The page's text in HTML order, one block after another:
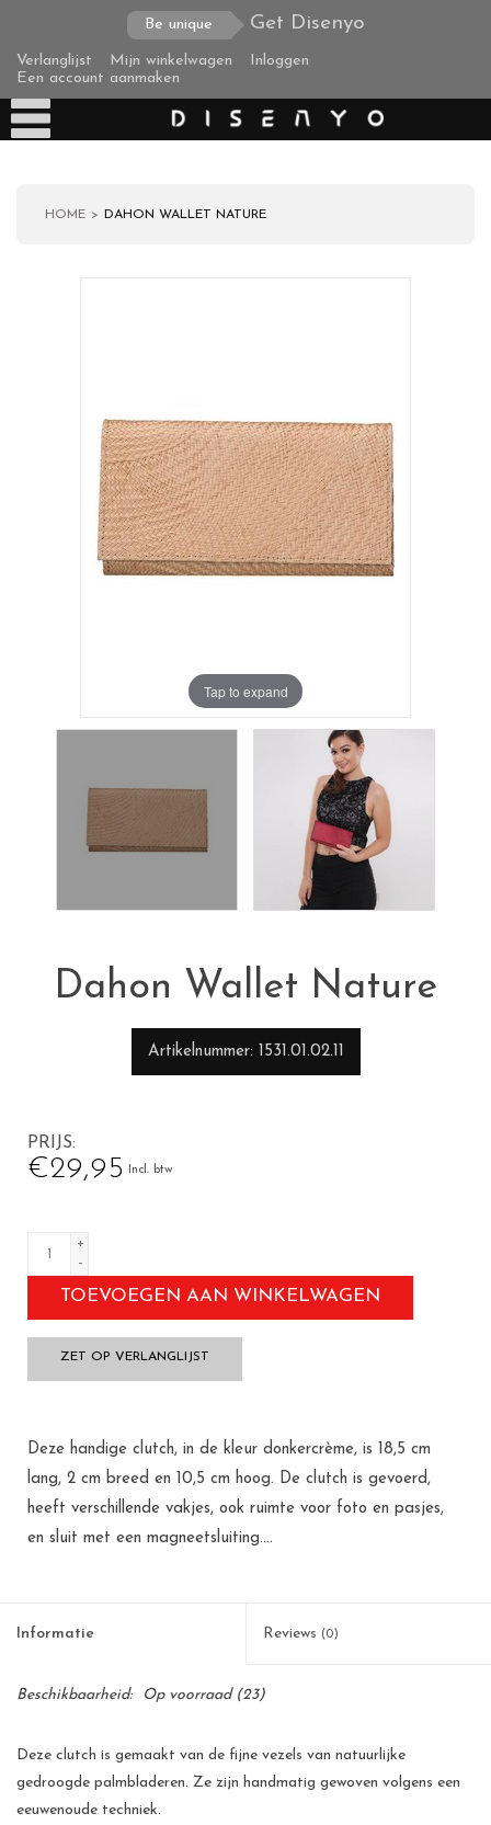
Be unique Get Disenyo
Verlanglijst Mijn winkelwagen
Inloggen
Een account aanmaken
Zakelijke klanten
HOME DAHON WALLET NATURE
Tap to expand
Dahon Wallet Nature
Artikelnummer 1531.01.02.11
PRIJS
€29,95 Incl. btw
+
-
TOEVOEGEN AAN WINKELWAGEN
ZET OP VERLANGLIJST
Deze handige clutch, in de kleur donkercrème, is 18,5 cm
lang, 2 cm breed en 10,5 cm hoog. De clutch is gevoerd,
heeft verschillende vakjes, ook ruimte voor foto en pasjes,
en sluit met een magneetsluiting....
Informatie Reviews (0)
Beschikbaarheid: Op voorraad(23)
Deze clutch is gemaakt van de fijne vezels van natuurlijke
gedroogde palmbladeren. Ze zijn handmatig gewoven volgens een
eeuwenoude techniek.